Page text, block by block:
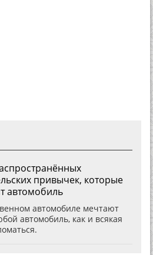
привычек, которые
автомобиль
автомобиле мечтают
автомобиль, как и всякая